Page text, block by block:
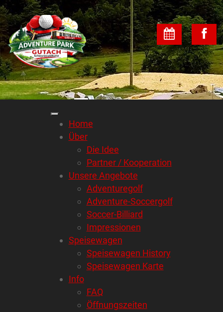
Home
Über
Die Idee
Partner / Kooperation
Unsere Angebote
Adventuregolf
Adventure-Soccergolf
Soccer-Billiard
Impressionen
Speisewagen
Speisewagen History
Speisewagen Karte
Info
FAQ
Öffnungszeiten